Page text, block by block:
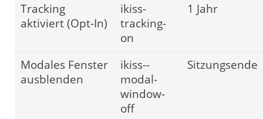
Tracking
aktiviert (Opt-In)
ikiss-
tracking-
on
1 Jahr
Modales Fenster
ausblenden
ikiss--
modal-
window-
off
Sitzungsende